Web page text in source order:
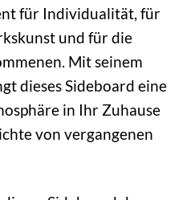
für Individualität, für
und für die
Mit seinem
dieses Sideboard eine
in Ihr Zuhause
von vergangenen